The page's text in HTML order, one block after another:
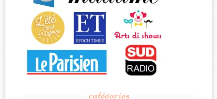
catégories